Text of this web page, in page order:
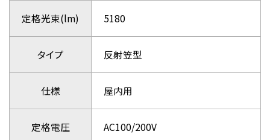
定格光束(lm) 5180
タイプ 反射笠型
仕様 屋内用
定格電圧 AC100/200V